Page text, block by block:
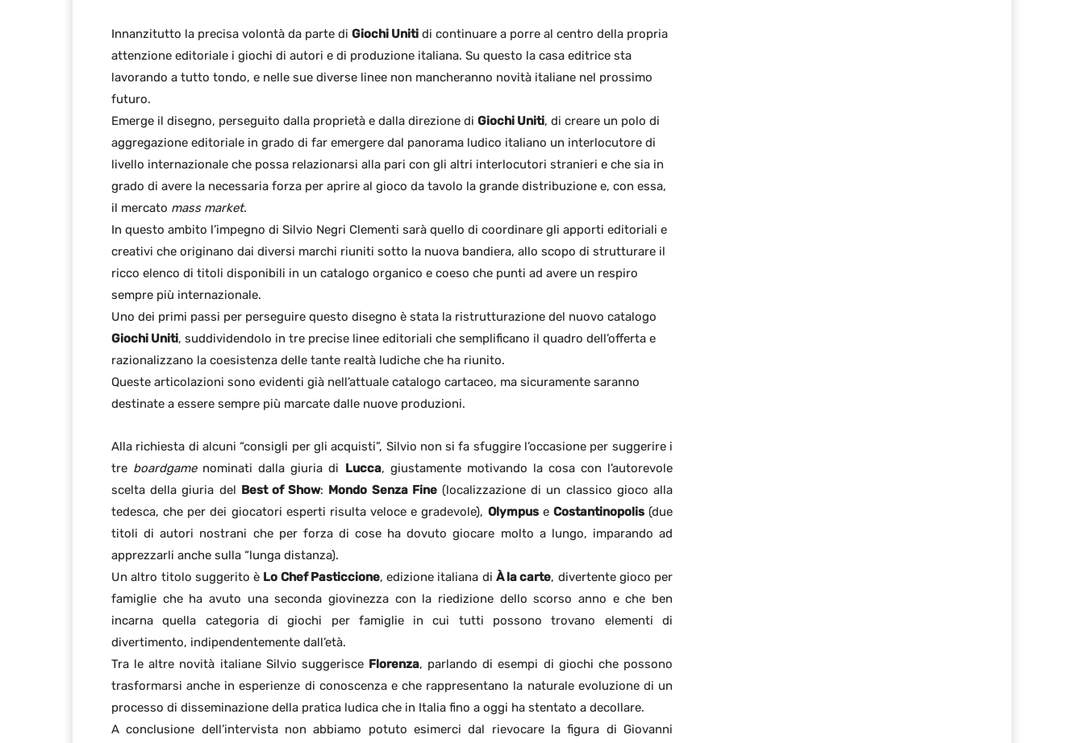
Innanzitutto la precisa volontà da parte di Giochi Uniti di continuare a porre al centro della propria
attenzione editoriale i giochi di autori e di produzione italiana. Su questo la casa editrice sta
lavorando a tutto tondo, e nelle sue diverse linee non mancheranno novità italiane nel prossimo
futuro.
Emerge il disegno, perseguito dalla proprietà e dalla direzione di Giochi Uniti, di creare un polo di
aggregazione editoriale in grado di far emergere dal panorama ludico italiano un interlocutore di
livello internazionale che possa relazionarsi alla pari con gli altri interlocutori stranieri e che sia in
grado di avere la necessaria forza per aprire al gioco da tavolo la grande distribuzione e, con essa,
il mercato mass market.
In questo ambito l’impegno di Silvio Negri Clementi sarà quello di coordinare gli apporti editoriali e
creativi che originano dai diversi marchi riuniti sotto la nuova bandiera, allo scopo di strutturare il
ricco elenco di titoli disponibili in un catalogo organico e coeso che punti ad avere un respiro
sempre più internazionale.
Uno dei primi passi per perseguire questo disegno è stata la ristrutturazione del nuovo catalogo
Giochi Uniti, suddividendolo in tre precise linee editoriali che semplificano il quadro dell’offerta e
razionalizzano la coesistenza delle tante realtà ludiche che ha riunito.
Queste articolazioni sono evidenti già nell’attuale catalogo cartaceo, ma sicuramente saranno
destinate a essere sempre più marcate dalle nuove produzioni.
Alla richiesta di alcuni “consigli per gli acquisti”, Silvio non si fa sfuggire l’occasione per suggerire i
tre boardgame nominati dalla giuria di Lucca, giustamente motivando la cosa con l’autorevole
scelta della giuria del Best of Show: Mondo Senza Fine(localizzazione di un classico gioco alla
tedesca, che per dei giocatori esperti risulta veloce e gradevole), Olympuse Costantinopolis(due
titoli di autori nostrani che per forza di cose ha dovuto giocare molto a lungo, imparando ad
apprezzarli anche sulla “lunga distanza).
Un altro titolo suggerito è Lo Chef Pasticcione, edizione italiana di À la carte, divertente gioco per
famiglie che ha avuto una seconda giovinezza con la riedizione dello scorso anno e che ben
incarna quella categoria di giochi per famiglie in cui tutti possono trovano elementi di
divertimento, indipendentemente dall’età.
Tra le altre novità italiane Silvio suggerisce Florenza, parlando di esempi di giochi che possono
trasformarsi anche in esperienze di conoscenza e che rappresentano la naturale evoluzione di un
processo di disseminazione della pratica ludica che in Italia fino a oggi ha stentato a decollare.
A conclusione dell’intervista non abbiamo potuto esimerci dal rievocare la figura di Giovanni